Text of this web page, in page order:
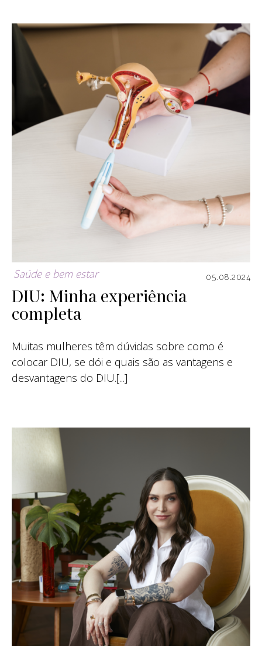
Saúde e bem estar 05.08.2024
DIU: Minha experiência
completa
Muitas mulheres têm dúvidas sobre como é
colocar DIU, se dói e quais são as vantagens e
desvantagens do DIU.[...]